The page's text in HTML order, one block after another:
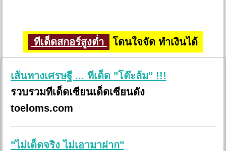
ทีเด็ดสกอร์สูงต่ำ โดนใจจัด ทำเงินได้
เส้นทางเศรษฐี ... ทีเด็ด "โต๊ะล้ม" !!!
รวบรวมทีเด็ดเซียนเด็ดเซียนดัง
toeloms.com
"ไม่เด็ดจริง ไม่เอามาฝาก"